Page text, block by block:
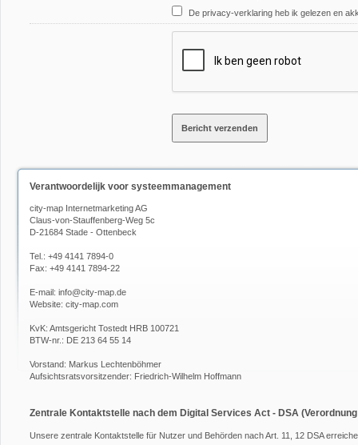
De privacy-verklaring heb ik gelezen en
Verantwoordelijk voor systeemmanagement
city-map Internetmarketing AG
Claus-von-Stauffenberg-Weg 5c
D-21684 Stade - Ottenbeck
Tel.: +49 4141 7894-0
Fax: +49 4141 7894-22
E-mail: info@city-map.de
Website: city-map.com
KvK: Amtsgericht Tostedt HRB 100721
BTW-nr.: DE 213 64 55 14
Vorstand: Markus Lechtenböhmer
Aufsichtsratsvorsitzender: Friedrich-Wilhelm Hoffmann
Zentrale Kontaktstelle nach dem Digital Services Act - DSA (Verordnung
Unsere zentrale Kontaktstelle für Nutzer und Behörden nach Art. 11, 12 DSA